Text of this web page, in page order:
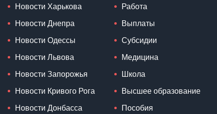
Новости Харькова
Новости Днепра
Новости Одессы
Новости Львова
Новости Запорожья
Новости Кривого Рога
Новости Донбасса
Работа
Выплаты
Субсидии
Медицина
Школа
Высшее образование
Пособия